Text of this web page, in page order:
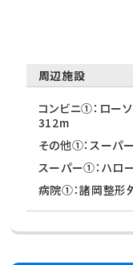
周辺施設
コンビニ①：ロー
312m
その他①：スーパ
スーパー①：ハ
病院①：諸岡整